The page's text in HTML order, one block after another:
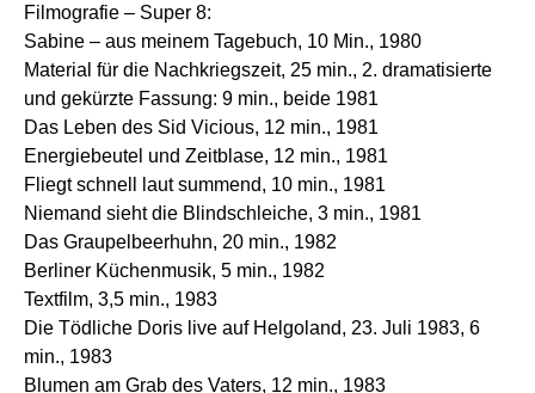
Filmografie – Super 8:
Sabine – aus meinem Tagebuch, 10 Min., 1980
Material für die Nachkriegszeit, 25 min., 2. dramatisierte
und gekürzte Fassung: 9 min., beide 1981
Das Leben des Sid Vicious, 12 min., 1981
Energiebeutel und Zeitblase, 12 min., 1981
Fliegt schnell laut summend, 10 min., 1981
Niemand sieht die Blindschleiche, 3 min., 1981
Das Graupelbeerhuhn, 20 min., 1982
Berliner Küchenmusik, 5 min., 1982
Textfilm, 3,5 min., 1983
Die Tödliche Doris live auf Helgoland, 23. Juli 1983, 6
min., 1983
Blumen am Grab des Vaters, 12 min., 1983